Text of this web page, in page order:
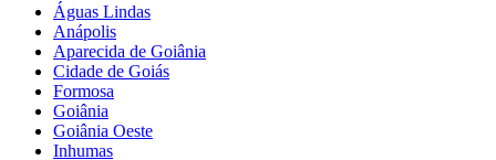
Águas Lindas
Anápolis
Aparecida de Goiânia
Cidade de Goiás
Formosa
Goiânia
Goiânia Oeste
Inhumas